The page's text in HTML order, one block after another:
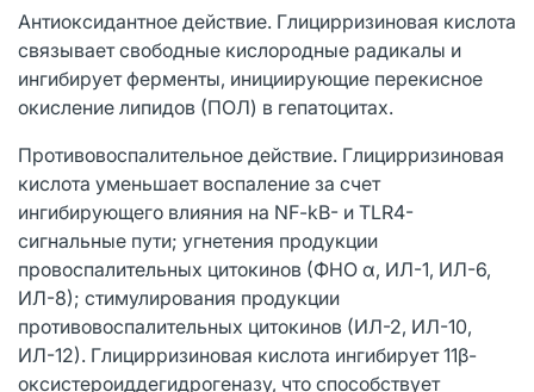
Антиоксидантное действие. Глицирризиновая кислота
связывает свободные кислородные радикалы и
ингибирует ферменты, инициирующие перекисное
окисление липидов (ПОЛ) в гепатоцитах.
Противовоспалительное действие. Глицирризиновая
кислота уменьшает воспаление за счет
ингибирующего влияния на NF-kB- и TLR4-
сигнальные пути; угнетения продукции
провоспалительных цитокинов (ФНО α, ИЛ-1, ИЛ-6,
ИЛ-8); стимулирования продукции
противовоспалительных цитокинов (ИЛ-2, ИЛ-10,
ИЛ-12). Глицирризиновая кислота ингибирует 11β-
оксистероиддегидрогеназу, что способствует